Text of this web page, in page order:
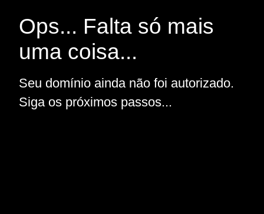
Ops... Falta só mais
uma coisa...
Seu domínio ainda não foi autorizado.
Siga os próximos passos...